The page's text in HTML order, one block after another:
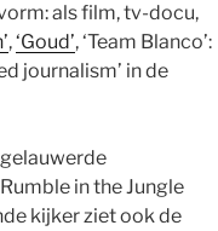
als film, tv-docu,
,‘Goud’, ‘Team Blanco’:
journalism’ in de
gelauwerde
in the Jungle
kijker ziet ook de